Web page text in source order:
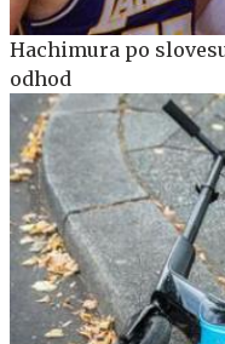
Hachimura po
odhod